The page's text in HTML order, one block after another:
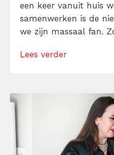
een keer vanuit huis
samenwerken is de
we zijn massaal fan.
en handige tools
Lees verder